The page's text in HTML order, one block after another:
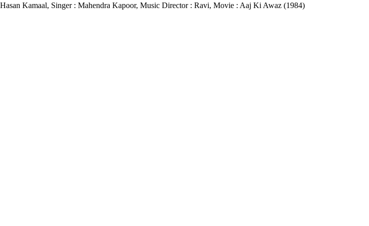
Kamaal, Singer : Mahendra Kapoor, Music Director : Ravi, Movie : Aaj Ki Awaz (1984)